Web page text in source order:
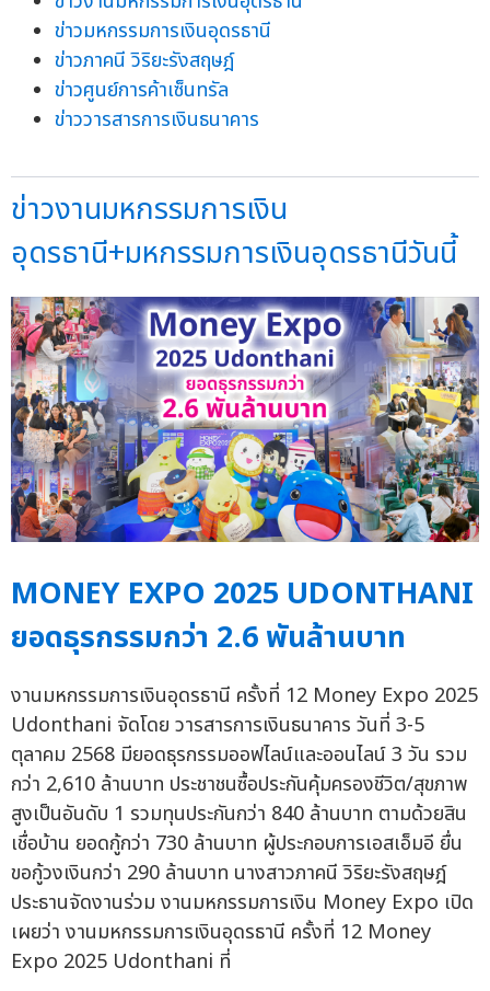
ข่าวมหกรรมการเงินอุดรธานี
ข่าวภาคนี วิริยะรังสฤษฎ์
ข่าวศูนย์การค้าเซ็นทรัล
ข่าววารสารการเงินธนาคาร
ข่าวงานมหกรรมการเงิน
อุดรธานี+มหกรรมการเงินอุดรธานีวันนี้
MONEY EXPO 2025 UDONTHANI
ยอดธุรกรรมกว่า 2.6 พันล้านบาท
งานมหกรรมการเงินอุดรธานี ครั้งที่ 12 Money Expo 2025
Udonthani จัดโดย วารสารการเงินธนาคาร วันที่ 3-5
ตุลาคม 2568 มียอดธุรกรรมออฟไลน์และออนไลน์ 3 วัน รวม
กว่า 2,610 ล้านบาท ประชาชนซื้อประกันคุ้มครองชีวิต/สุขภาพ
สูงเป็นอันดับ 1 รวมทุนประกันกว่า 840 ล้านบาท ตามด้วยสิน
เชื่อบ้าน ยอดกู้กว่า 730 ล้านบาท ผู้ประกอบการเอสเอ็มอี ยื่น
ขอกู้วงเงินกว่า 290 ล้านบาท นางสาวภาคนี วิริยะรังสฤษฎ์
ประธานจัดงานร่วม งานมหกรรมการเงิน Money Expo เปิด
เผยว่า งานมหกรรมการเงินอุดรธานี ครั้งที่ 12 Money
Expo 2025 Udonthani ที่